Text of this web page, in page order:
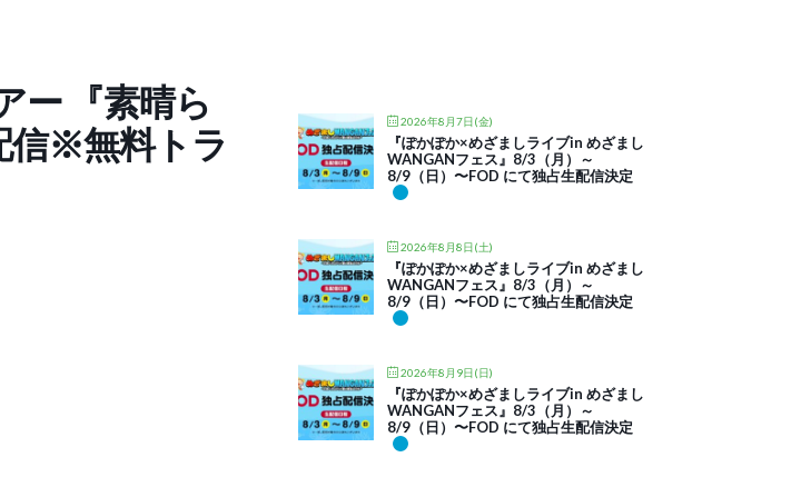
ー 『素晴ら
信※無料トラ
2026年8月7日(金)
『ぽかぽか×めざましライブin めざまし
WANGANフェス』8/3（月）～
8/9（日）〜FOD にて独占生配信決定
2026年8月8日(土)
『ぽかぽか×めざましライブin めざまし
WANGANフェス』8/3（月）～
8/9（日）〜FOD にて独占生配信決定
2026年8月9日(日)
『ぽかぽか×めざましライブin めざまし
WANGANフェス』8/3（月）～
8/9（日）〜FOD にて独占生配信決定